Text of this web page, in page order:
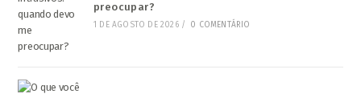
preocupar?
1 DE AGOSTO DE 2026 / 0 COMENTÁRIO